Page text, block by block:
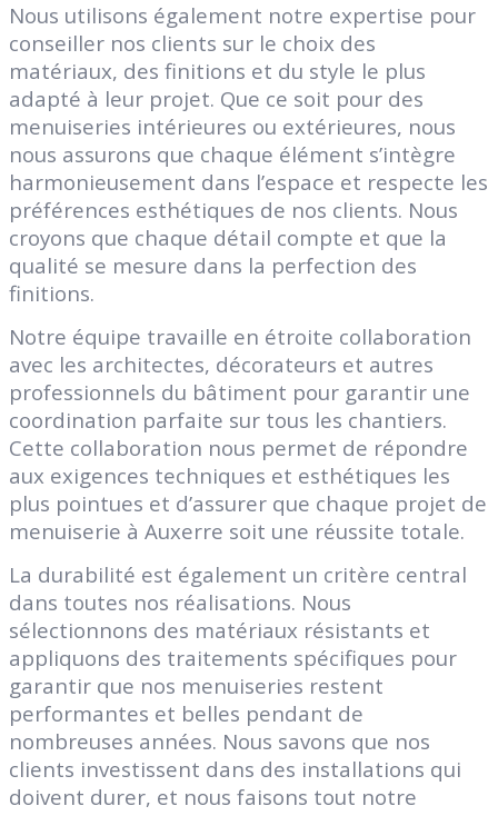
Nous utilisons également notre expertise pour
conseiller nos clients sur le choix des
matériaux, des finitions et du style le plus
adapté à leur projet. Que ce soit pour des
menuiseries intérieures ou extérieures, nous
nous assurons que chaque élément s’intègre
harmonieusement dans l’espace et respecte les
préférences esthétiques de nos clients. Nous
croyons que chaque détail compte et que la
qualité se mesure dans la perfection des
finitions.
Notre équipe travaille en étroite collaboration
avec les architectes, décorateurs et autres
professionnels du bâtiment pour garantir une
coordination parfaite sur tous les chantiers.
Cette collaboration nous permet de répondre
aux exigences techniques et esthétiques les
plus pointues et d’assurer que chaque projet de
menuiserie à Auxerre soit une réussite totale.
La durabilité est également un critère central
dans toutes nos réalisations. Nous
sélectionnons des matériaux résistants et
appliquons des traitements spécifiques pour
garantir que nos menuiseries restent
performantes et belles pendant de
nombreuses années. Nous savons que nos
clients investissent dans des installations qui
doivent durer, et nous faisons tout notre